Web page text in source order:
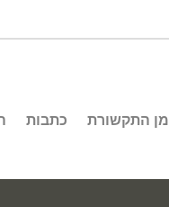
מן התקשורת כתבות